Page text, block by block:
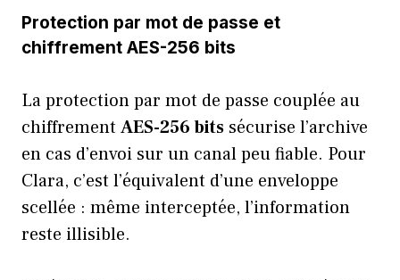
Protection par mot de passe et
chiffrement AES-256 bits
La protection par mot de passe couplée au
chiffrementAES-256 bits sécurise l’archive
en cas d’envoi sur un canal peu fiable. Pour
Clara, c’est l’équivalent d’une enveloppe
scellée : même interceptée, l’information
reste illisible.